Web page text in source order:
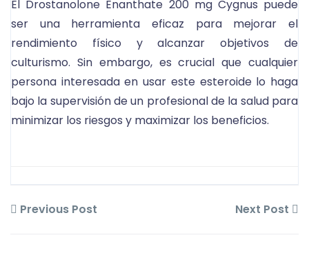
El Drostanolone Enanthate 200 mg Cygnus puede
ser una herramienta eficaz para mejorar el
rendimiento físico y alcanzar objetivos de
culturismo. Sin embargo, es crucial que cualquier
persona interesada en usar este esteroide lo haga
bajo la supervisión de un profesional de la salud para
minimizar los riesgos y maximizar los beneficios.
Previous Post Next Post